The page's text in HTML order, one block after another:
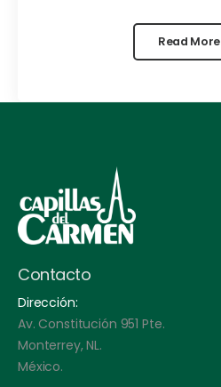
Read More
Contacto
Dirección:
Av. Constitución 951 Pte.
Monterrey, NL.
México.